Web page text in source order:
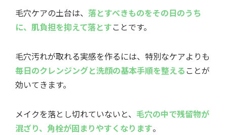
毛穴ケアの土台は、 落とすべきものをその日のうち
に、肌負担を抑えて落とすことです。
毛穴汚れが取れる実感を作るには、特別なケアよりも
毎日のクレンジングと洗顔の基本手順を整える ことが
効いてきます。
メイクを落とし切れていないと、 毛穴の中で残留物が
混ざり、角栓が固まりやすくなります。